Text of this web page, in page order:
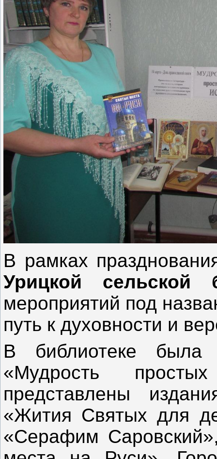
В рамках
Урицкой сельской
мероприятий под
путь к духовности и
В библиотеке была
«Мудрость
представлены
«Жития Святых для
«Серафим